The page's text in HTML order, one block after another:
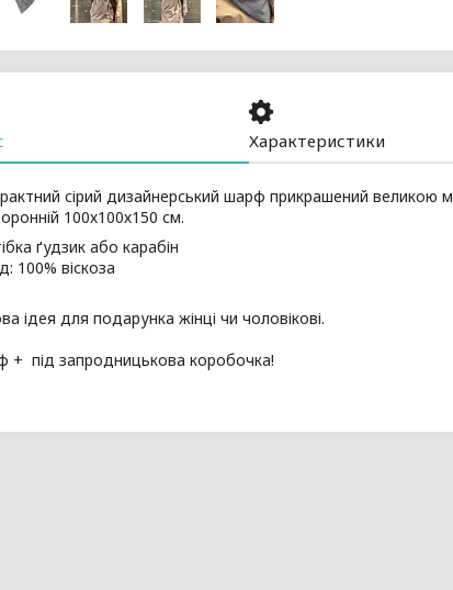
Характеристики
сірий дизайнерський шарф прикрашений
100х100х150 см.
ґудзик або карабін
100% віскоза
ідея для подарунка жінці чи чоловікові.
+ під запродницькова коробочка!